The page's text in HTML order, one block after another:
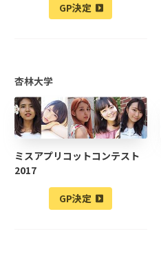
GP決定
杏林大学
ミスアプリコットコンテスト
2017
GP決定